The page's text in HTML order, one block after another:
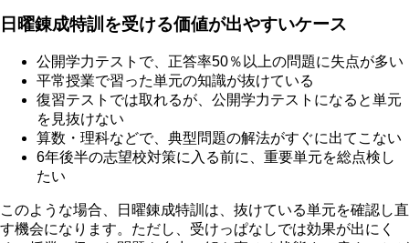
日曜錬成特訓を受ける価値が出やすいケース
公開学力テストで、正答率50％以上の問題に失点が多い
平常授業で習った単元の知識が抜けている
復習テストでは取れるが、公開学力テストになると単元
を見抜けない
算数・理科などで、典型問題の解法がすぐに出てこない
6年後半の志望校対策に入る前に、重要単元を総点検し
たい
このような場合、日曜錬成特訓は、抜けている単元を確認し直
す機会になります。ただし、受けっぱなしでは効果が出にく